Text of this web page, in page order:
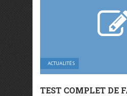
ACTUALITÉS
TEST COMPLET DE